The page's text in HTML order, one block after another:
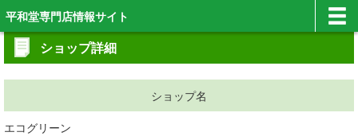
平和堂専門店情報サイト
ショップ詳細
ショップ名
エコグリーン